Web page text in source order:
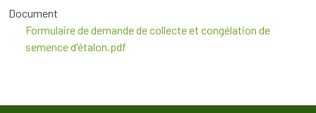
Document
Formulaire de demande de collecte et congélation de
semence d'étalon.pdf